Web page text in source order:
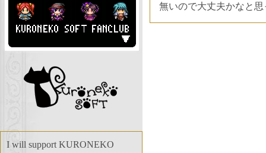
I will support KURONEKO
無いので大丈夫かなと